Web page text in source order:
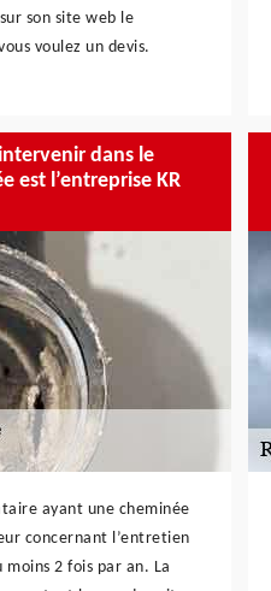
son site web le
voulez un devis.
dans le
est l’entreprise KR
ayant une cheminée
concernant l’entretien
2 fois par an. La